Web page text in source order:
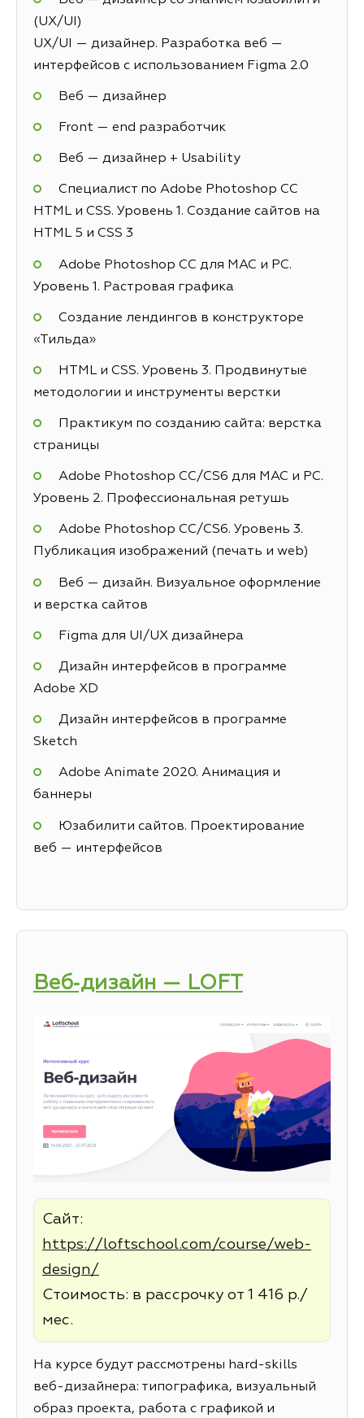
(UX/UI)
UX/UI — дизайнер. Разработка веб —
интерфейсов с использованием Figma 2.0
Веб — дизайнер
Front — end разработчик
Веб — дизайнер + Usability
Специалист по Adobe Photoshop СС
HTML и CSS. Уровень 1. Создание сайтов на
HTML 5 и СSS 3
Adobe Photoshop CC для MAC и PC.
Уровень 1. Растровая графика
Создание лендингов в конструкторе
«Тильда»
HTML и CSS. Уровень 3. Продвинутые
методологии и инструменты верстки
Практикум по созданию сайта: верстка
страницы
Adobe Photoshop СС/CS6 для MAC и PC.
Уровень 2. Профессиональная ретушь
Adobe Photoshop СС/CS6. Уровень 3.
Публикация изображений (печать и web)
Веб — дизайн. Визуальное оформление
и верстка сайтов
Figma для UI/UX дизайнера
Дизайн интерфейсов в программе
Adobe XD
Дизайн интерфейсов в программе
Sketch
Adobe Animate 2020. Анимация и
баннеры
Юзабилити сайтов. Проектирование
веб — интерфейсов
Веб‑дизайн — LOFT
Сайт:
https://loftschool.com/course/web-
design/
Стоимость: в рассрочку от 1 416 р./
мес.
На курсе будут рассмотрены hard-skills
веб-дизайнера: типографика, визуальный
образ проекта, работа с графикой и